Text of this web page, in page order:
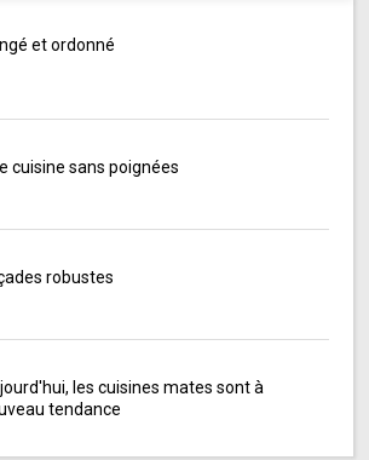
et ordonné
cuisine sans poignées
robustes
les cuisines mates sont à
tendance